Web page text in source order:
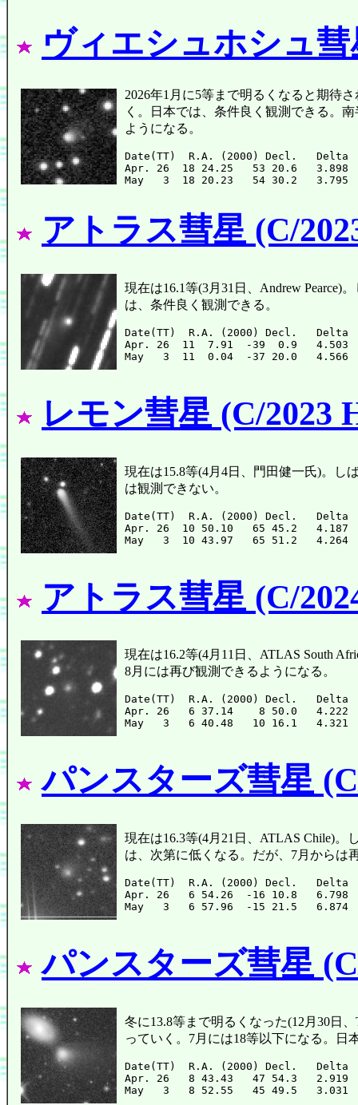
ヴィエシュホシュ彗
2026年1月に5等まで明るくなると期待
く。日本では、条件良く観測できる。
ようになる。
Date(TT)  R.A. (2000) Decl.
Apr. 26  18 24.25   53 20.6
アトラス彗星 (C/
現在は16.1等(3月31日、Andrew Pearce)
は、条件良く観測できる。
Date(TT)  R.A. (2000) Decl.
Apr. 26  11  7.91  -39  0.9
レモン彗星 (C/2023
現在は15.8等(4月4日、門田健一氏)。し
は観測できない。
Date(TT)  R.A. (2000) Decl.
Apr. 26  10 50.10   65 45.2
アトラス彗星 (C/
現在は16.2等(4月11日、ATLAS South
8月には再び観測できるようになる。
Date(TT)  R.A. (2000) Decl.
Apr. 26   6 37.14    8 50.0
パンスターズ彗星
現在は16.3等(4月21日、ATLAS Chile)
は、次第に低くなる。だが、7月からは
Date(TT)  R.A. (2000) Decl.
Apr. 26   6 54.26  -16 10.8
パンスターズ彗星
冬に13.8等まで明るくなった(12月30日
っていく。7月には18等以下になる。日
Date(TT)  R.A. (2000) Decl.
Apr. 26   8 43.43   47 54.3